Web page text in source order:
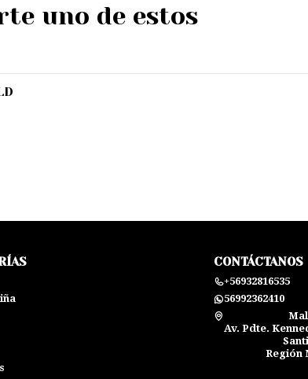
uno de estos
CONTÁCTANOS
+56932816535
56992362410
Av. Pdte.
Región